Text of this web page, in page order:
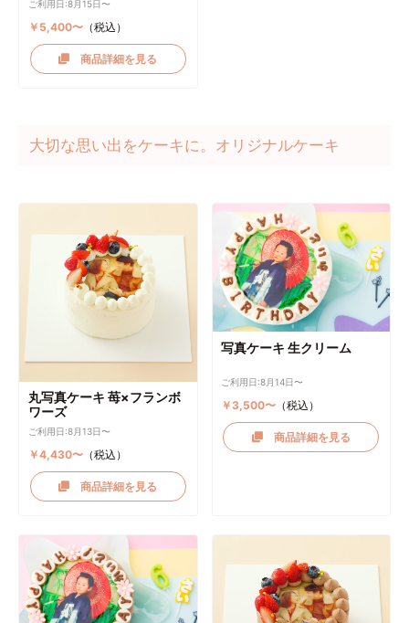
ご利用日:8月15日〜
￥5,400〜（税込）
商品詳細を見る
大切な思い出をケーキに。オリジナルケーキ
丸写真ケーキ 苺×フランボ
ワーズ
ご利用日:8月13日〜
￥4,430〜（税込）
商品詳細を見る
写真ケーキ 生クリーム
ご利用日:8月14日〜
￥3,500〜 （税込）
商品詳細を見る